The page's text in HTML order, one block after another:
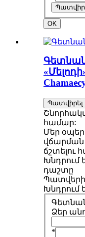
OK
Պատվիրել
համար:
Մեր
ճշտելու
Խնդրում
դաշտը
Պատվերի
Խնդրում
Ձեր
*